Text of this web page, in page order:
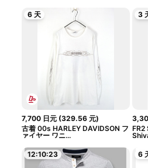
6 天
7,700 日元(329.56 元)
古着 00s HARLEY DAVIDSON フ
ァイヤー ワニ...
3
FR2
12:10:22 6